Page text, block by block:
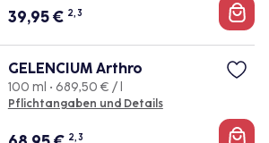
39,95€ 2, 3
GELENCIUM Arthro
100 ml • 689,50 € / l
Pflichtangaben und Details
2, 3